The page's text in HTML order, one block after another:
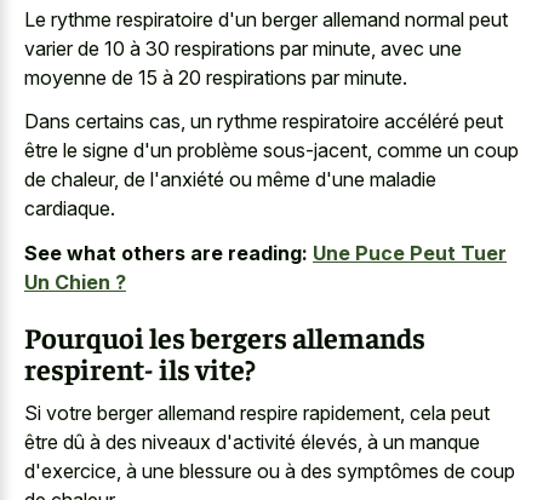
Le rythme respiratoire d'un berger allemand normal peut
varier de 10 à 30 respirations par minute, avec une
moyenne de 15 à 20 respirations par minute.
Dans certains cas, un rythme respiratoire accéléré peut
être le signe d'un problème sous-jacent, comme un coup
de chaleur, de l'anxiété ou même d'une maladie
cardiaque.
See what others are reading: Une Puce Peut Tuer
Un Chien ?
Pourquoi les bergers allemands
respirent- ils vite?
Si votre berger allemand respire rapidement, cela peut
être dû à des niveaux d'activité élevés, à un manque
d'exercice, à une blessure ou à des symptômes de coup